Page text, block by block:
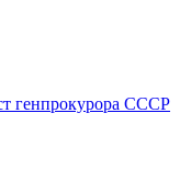
генпрокурора СССР